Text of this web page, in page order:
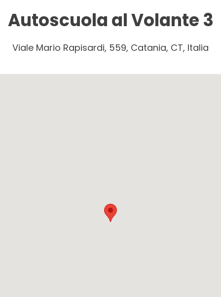
Autoscuola al Volante 3
Viale Mario Rapisardi, 559, Catania, CT, Italia